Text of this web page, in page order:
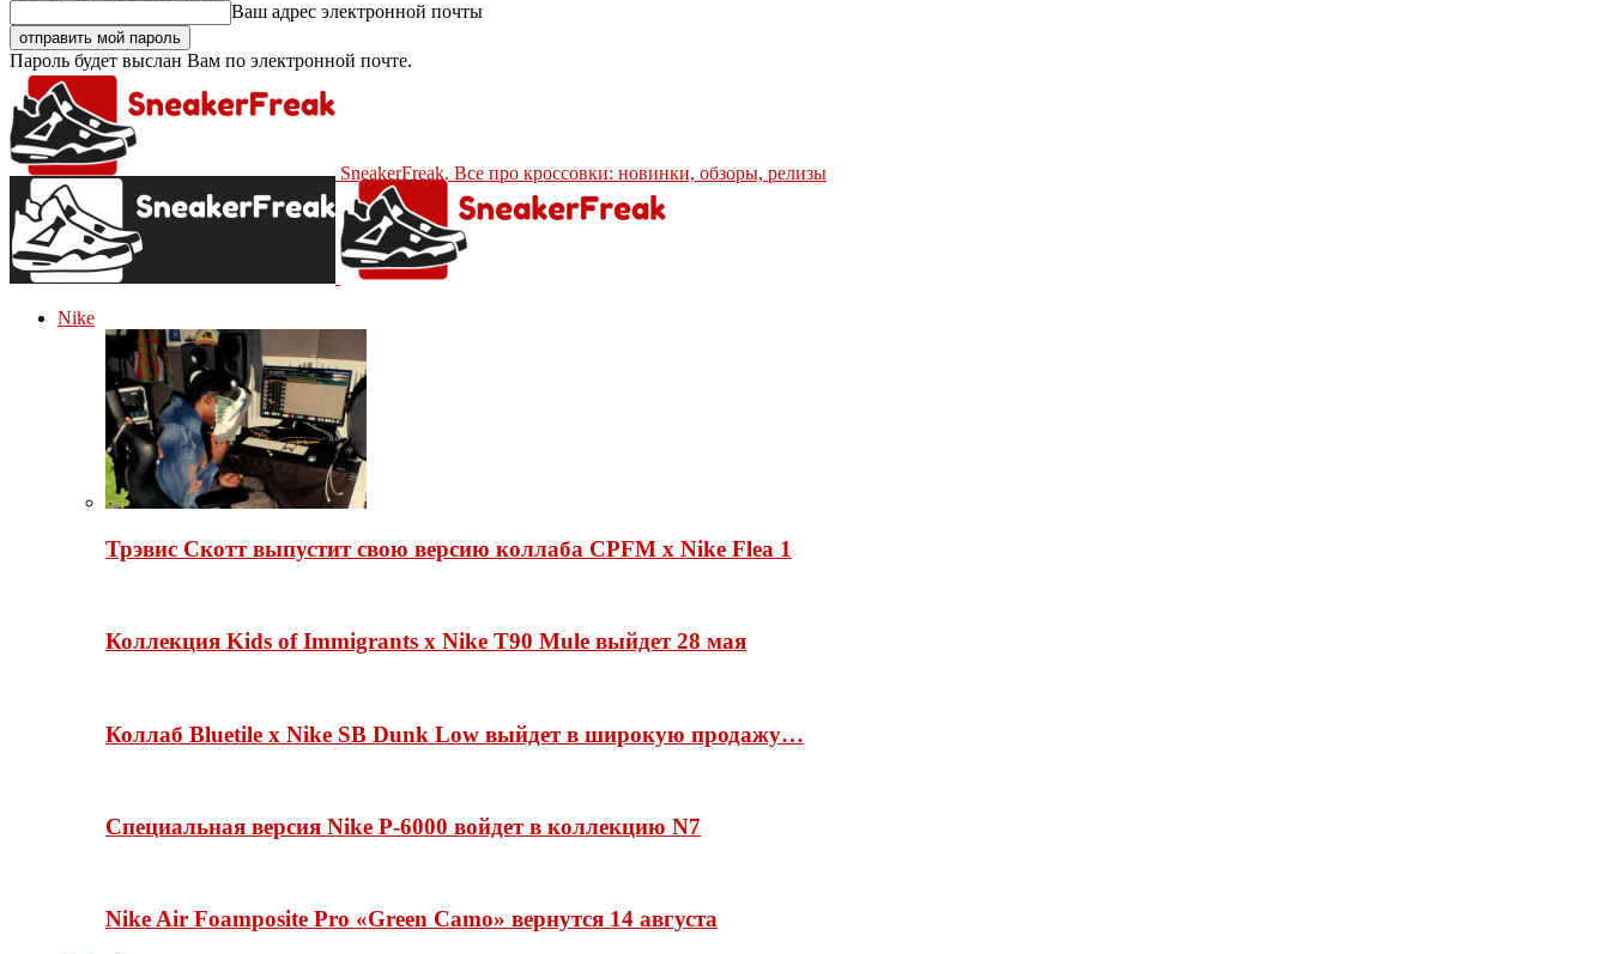
Ваш адрес электронной почты
Пароль будет выслан Вам по электронной почте.
SneakerFreak. Все про кроссовки: новинки, обзоры, релизы
Nike
Трэвис Скотт выпустит свою версию коллаба CPFM x Nike Flea 1
Коллекция Kids of Immigrants x Nike T90 Mule выйдет 28 мая
Коллаб Bluetile x Nike SB Dunk Low выйдет в широкую продажу…
Специальная версия Nike P-6000 войдет в коллекцию N7
Nike Air Foamposite Pro «Green Camo» вернутся 14 августа